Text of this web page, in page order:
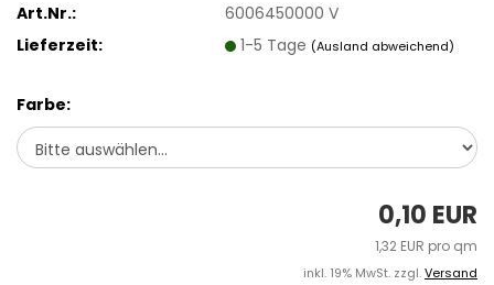
Art.Nr.:
6006450000 V
Lieferzeit:
1-5 Tage (Ausland abweichend)
Farbe:
0,10 EUR
1,32 EUR pro qm
inkl. 19% MwSt. zzgl.Versand